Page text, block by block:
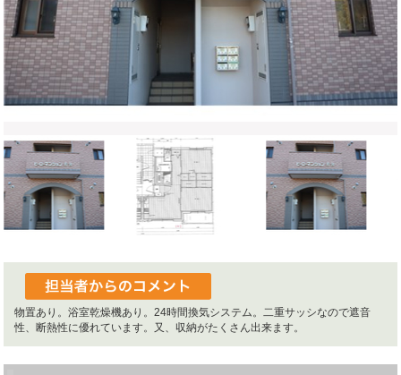
物置あり。浴室乾燥機あり。24時間換気システム。二重サッシなので遮音
性、断熱性に優れています。又、収納がたくさん出来ます。